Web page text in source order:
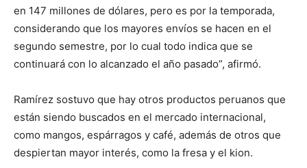
en 147 millones de dólares, pero es por la temporada,
considerando que los mayores envíos se hacen en el
segundo semestre, por lo cual todo indica que se
continuará con lo alcanzado el año pasado”, afirmó.
Ramírez sostuvo que hay otros productos peruanos que
están siendo buscados en el mercado internacional,
como mangos, espárragos y café, además de otros que
despiertan mayor interés, como la fresa y el kion.